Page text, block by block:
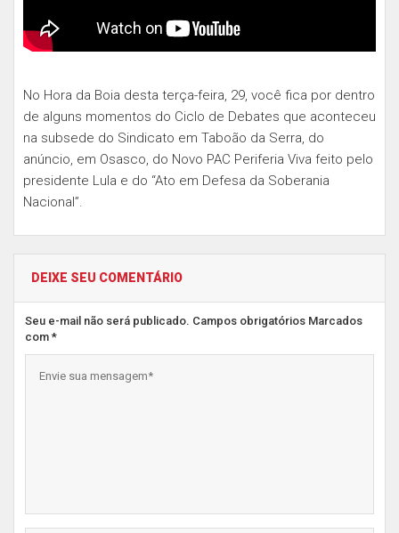
No Hora da Boia desta terça-feira, 29, você fica por dentro
de alguns momentos do Ciclo de Debates que aconteceu
na subsede do Sindicato em Taboão da Serra, do
anúncio, em Osasco, do Novo PAC Periferia Viva feito pelo
presidente Lula e do “Ato em Defesa da Soberania
Nacional”.
DEIXE SEU COMENTÁRIO
Seu e-mail não será publicado. Campos obrigatórios Marcados
com *